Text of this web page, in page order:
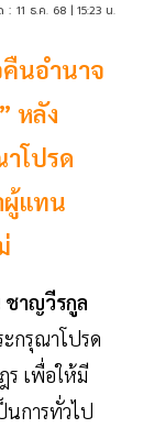
: 11 ธ.ค. 68 | 15:23 น.
นอำนาจ
หลัง
โปรด
ผู้แทน
าญวีรกูล
กรุณาโปรด
ร เพื่อให้มี
นการทั่วไป